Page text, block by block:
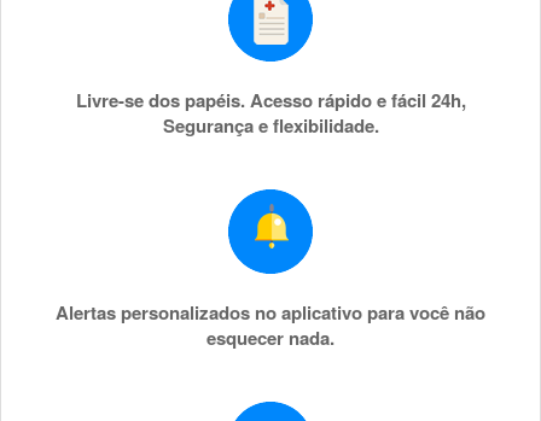
Livre-se dos papéis. Acesso rápido e fácil 24h,
Segurança e flexibilidade.
Alertas personalizados no aplicativo para você não
esquecer nada.